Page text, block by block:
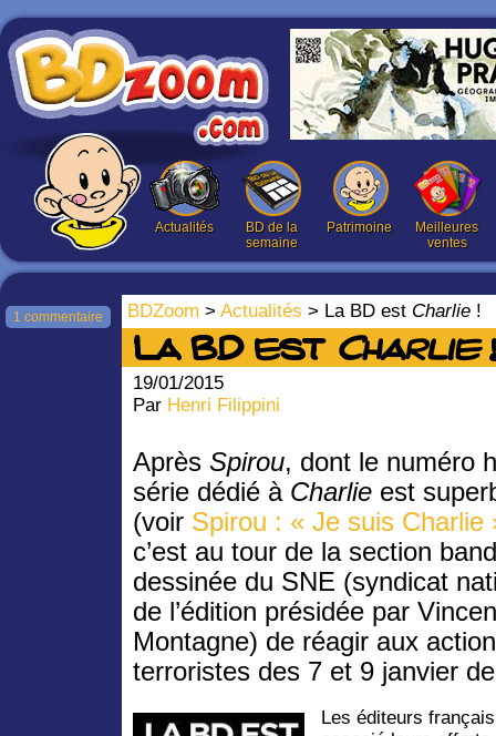
Actualités
BD de la
semaine
Patrimoine
Meilleures
ventes
BDZoom > Actualités > La BD est Charlie !
1 commentaire
La BD est Charlie
19/01/2015
Par Henri Filippini
Après Spirou, dont le numéro
série dédié à Charlie est
(voir Spirou : « Je suis Charlie
c’est au tour de la section
dessinée du SNE (syndicat
de l’édition présidée par
Montagne) de réagir aux
terroristes des 7 et 9 janvier
Les éditeurs